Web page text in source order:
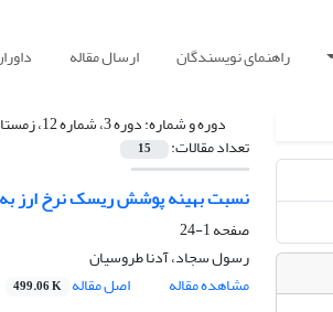
راهنمای نویسندگان ارسال مقاله
دوره و شماره:دوره 3، شماره 12، زمستان 1393، صفحه 1-272
تعداد مقالات: 15
نسبت بهینه پوشش ریسک نرخ ارز به
صفحه1-24
رسول سجاد، آدنا طروسیان
مشاهده مقاله
اصل مقاله 499.06 K